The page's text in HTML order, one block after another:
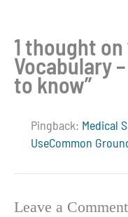
1 thought on
Vocabulary
to know”
Pingback: Medical
UseCommon
Leave a Comment